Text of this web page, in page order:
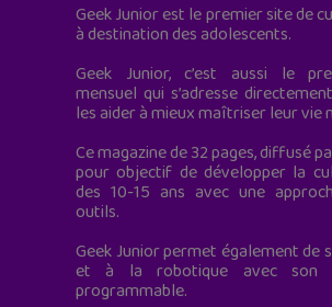
Geek Junior est le premier site de
à destination des adolescents.
Geek Junior, c’est aussi le
mensuel qui s’adresse
les aider à mieux maîtriser leur vie
Ce magazine de 32 pages, diffusé
pour objectif de développer la
des 10-15 ans avec une
outils.
Geek Junior permet également de
et à la robotique avec son
programmable.